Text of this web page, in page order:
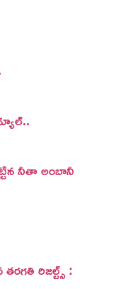
నీతా అంబానీ
రిజల్ట్స్ :